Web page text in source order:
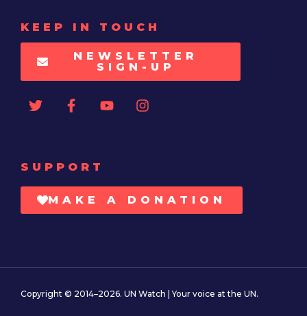
KEEP IN TOUCH
NEWSLETTER
SIGN-UP
SUPPORT
MAKE A DONATION
Copyright © 2014–2026. UN Watch | Your voice at the UN.